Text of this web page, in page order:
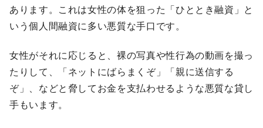
あります。これは女性の体を狙った「ひととき融資」と
いう個人間融資に多い悪質な手口です。
女性がそれに応じると、裸の写真や性行為の動画を撮っ
たりして、「ネットにばらまくぞ」「親に送信する
ぞ」、などと脅してお金を支払わせるような悪質な貸し
手もいます。